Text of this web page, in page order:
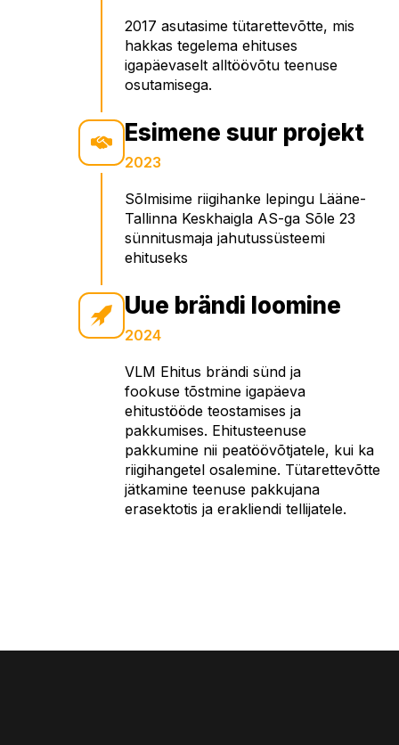
2017 asutasime tütarettevõtte, mis
hakkas tegelema ehituses
igapäevaselt alltöövõtu teenuse
osutamisega.
Esimene suur projekt
2023
Sõlmisime riigihanke lepingu Lääne-
Tallinna Keskhaigla AS-ga Sõle 23
sünnitusmaja jahutussüsteemi
ehituseks
Uue brändi loomine
2024
VLM Ehitus brändi sünd ja
fookuse tõstmine igapäeva
ehitustööde teostamises ja
pakkumises. Ehitusteenuse
pakkumine nii peatöövõtjatele, kui ka
riigihangetel osalemine. Tütarettevõtte
jätkamine teenuse pakkujana
erasektotis ja erakliendi tellijatele.